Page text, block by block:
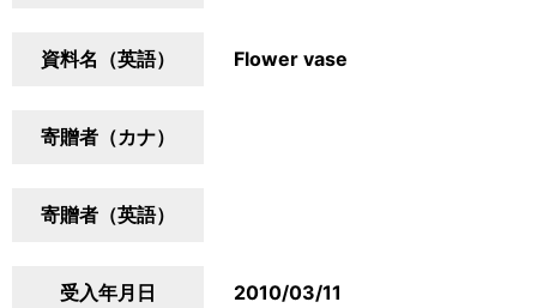
資料名（英語） Flower vase
寄贈者（カナ）
寄贈者（英語）
受入年月日 2010/03/11